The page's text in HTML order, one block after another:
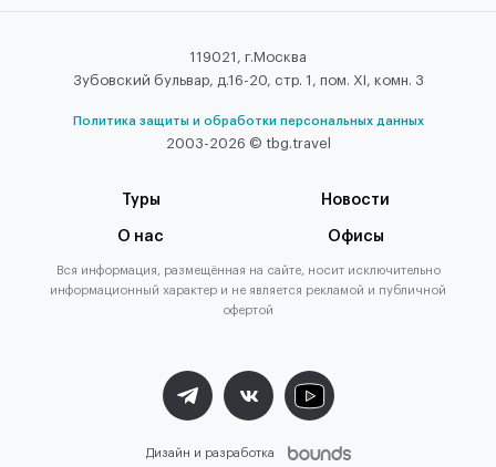
119021, г.Москва
Зубовский бульвар, д.16-20, стр. 1, пом. XI, комн. 3
Политика защиты и обработки персональных данных
2003-2026 © tbg.travel
Туры Новости
О нас Офисы
Вся информация, размещённая на сайте, носит исключительно
информационный характер и не является рекламой и публичной
офертой
Дизайн и разработка